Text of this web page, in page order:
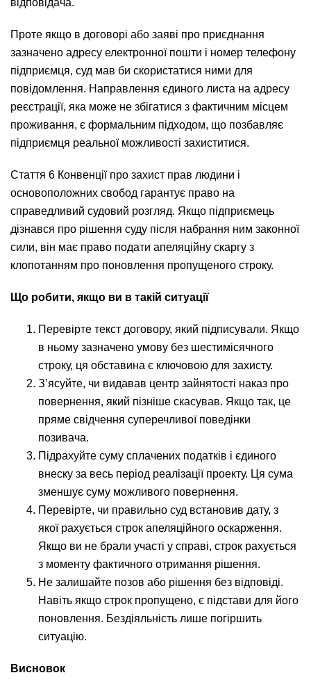
відповідача.
Проте якщо в договорі або заяві про приєднання
зазначено адресу електронної пошти і номер телефону
підприємця, суд мав би скористатися ними для
повідомлення. Направлення єдиного листа на адресу
реєстрації, яка може не збігатися з фактичним місцем
проживання, є формальним підходом, що позбавляє
підприємця реальної можливості захиститися.
Стаття 6 Конвенції про захист прав людини і
основоположних свобод гарантує право на
справедливий судовий розгляд. Якщо підприємець
дізнався про рішення суду після набрання ним законної
сили, він має право подати апеляційну скаргу з
клопотанням про поновлення пропущеного строку.
Що робити, якщо ви в такій ситуації
Перевірте текст договору, який підписували. Якщо
в ньому зазначено умову без шестимісячного
строку, ця обставина є ключовою для захисту.
З’ясуйте, чи видавав центр зайнятості наказ про
повернення, який пізніше скасував. Якщо так, це
пряме свідчення суперечливої поведінки
позивача.
Підрахуйте суму сплачених податків і єдиного
внеску за весь період реалізації проекту. Ця сума
зменшує суму можливого повернення.
Перевірте, чи правильно суд встановив дату, з
якої рахується строк апеляційного оскарження.
Якщо ви не брали участі у справі, строк рахується
з моменту фактичного отримання рішення.
Не залишайте позов або рішення без відповіді.
Навіть якщо строк пропущено, є підстави для його
поновлення. Бездіяльність лише погіршить
ситуацію.
Висновок